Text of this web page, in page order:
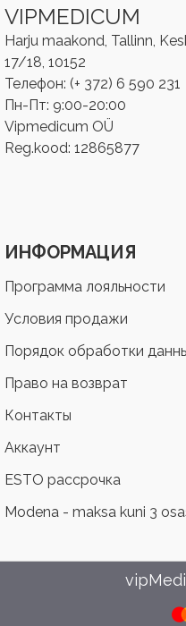
VIPMEDICUM
Harju maakond, Tallinn,
17/18, 10152
Телефон: (+ 372) 6 590 231
Пн-Пт: 9:00-20:00
Vipmedicum OÜ
Reg.kood: ‎‎12865877
ИНФОРМАЦИЯ
Программа лояльности
Условия продажи
Порядок обработки
Право на возврат
Контакты
Аккаунт
ESTO рассрочка
Modena - maksa kuni 3